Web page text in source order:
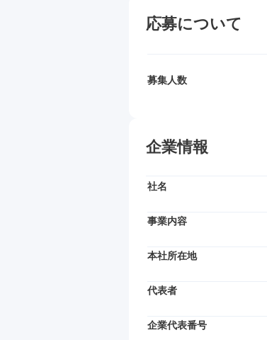
応募について
募集人数
企業情報
社名
事業内容
本社所在地
代表者
企業代表番号